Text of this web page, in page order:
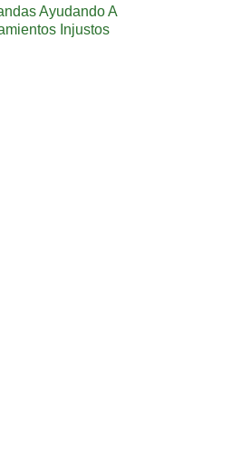
Ayudando A
Injustos